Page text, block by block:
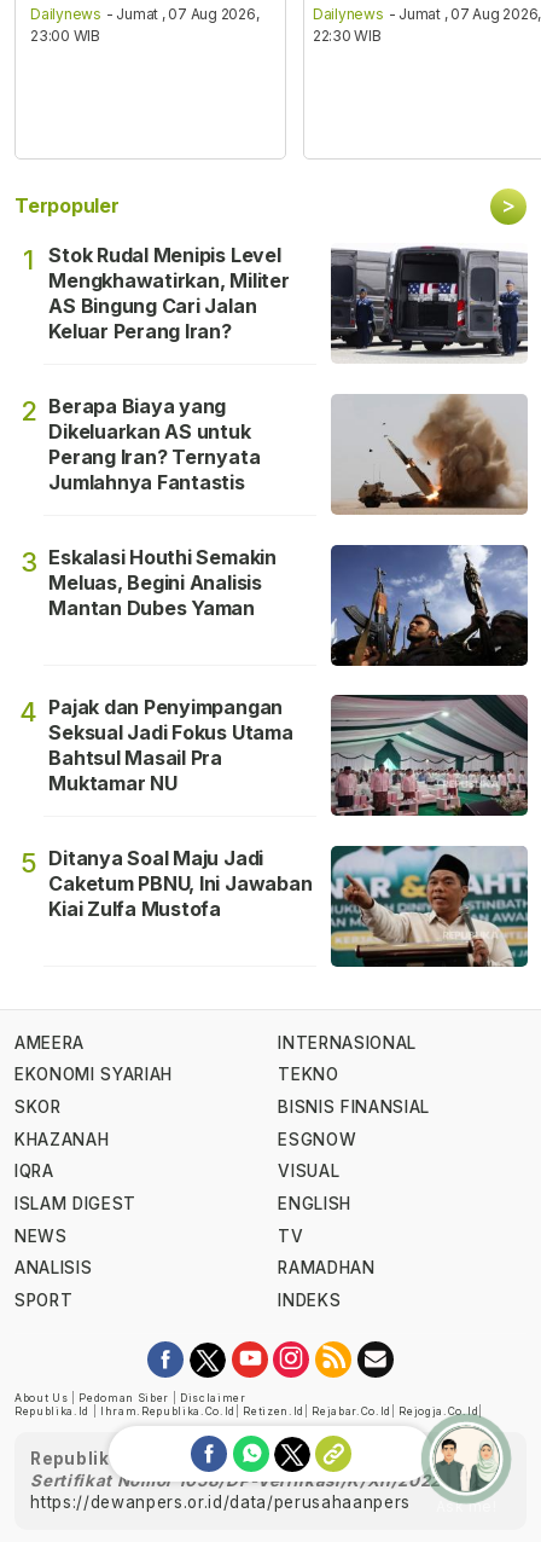
Dailynews - Jumat , 07 Aug 2026,
23:00 WIB
Dailynews - Jumat , 07 Aug 2026,
22:30 WIB
Terpopuler >
1
Stok Rudal Menipis Level
Mengkhawatirkan, Militer
AS Bingung Cari Jalan
Keluar Perang Iran?
2 Berapa Biaya yang
Dikeluarkan AS untuk
Perang Iran? Ternyata
Jumlahnya Fantastis
3 Eskalasi Houthi Semakin
Meluas, Begini Analisis
Mantan Dubes Yaman
4 Pajak dan Penyimpangan
Seksual Jadi Fokus Utama
Bahtsul Masail Pra
Muktamar NU
5 Ditanya Soal Maju Jadi
Caketum PBNU, Ini Jawaban
Kiai Zulfa Mustofa
AMEERA
EKONOMI SYARIAH
SKOR
KHAZANAH
IQRA
ISLAM DIGEST
NEWS
ANALISIS
SPORT
INTERNASIONAL
TEKNO
BISNIS FINANSIAL
ESGNOW
VISUAL
ENGLISH
TV
RAMADHAN
INDEKS
About Us Pedoman Siber
Disclaimer
Republika.id
Ihram.republika.co.id Retizen.id Rejabar.co.id Rejogja.co.id
Republika telah diverifikasi oleh Dewan Pers
Sertifikat Nomor 1058/DP-Verifikasi/K/XII/2022
https://dewanpers.or.id/data/perusahaanpers
Ask me!